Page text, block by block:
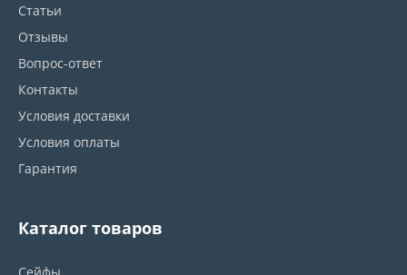
Статьи
Отзывы
Вопрос-ответ
Контакты
Условия доставки
Условия оплаты
Гарантия
Каталог товаров